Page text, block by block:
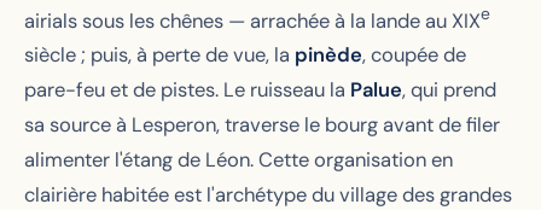
airials sous les chênes — arrachée à la lande au XIXe
siècle ; puis, à perte de vue, la pinède, coupée de
pare-feu et de pistes. Le ruisseau la Palue, qui prend
sa source à Lesperon, traverse le bourg avant de filer
alimenter l'étang de Léon. Cette organisation en
clairière habitée est l'archétype du village des grandes